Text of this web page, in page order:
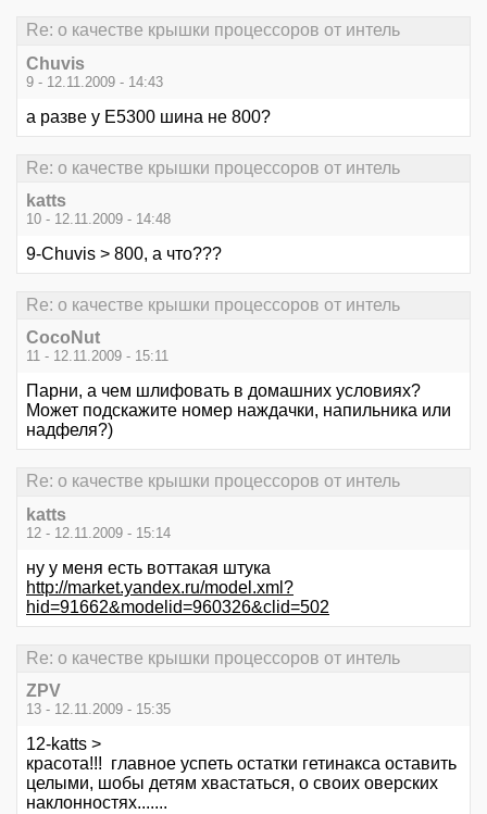
Re: о качестве крышки процессоров от интель
Chuvis
9 - 12.11.2009 - 14:43
а разве у E5300 шина не 800?
Re: о качестве крышки процессоров от интель
katts
10 - 12.11.2009 - 14:48
9-Chuvis > 800, а что???
Re: о качестве крышки процессоров от интель
CocoNut
11 - 12.11.2009 - 15:11
Парни, а чем шлифовать в домашних условиях?
Может подскажите номер наждачки, напильника или
надфеля?)
Re: о качестве крышки процессоров от интель
katts
12 - 12.11.2009 - 15:14
ну у меня есть воттакая штука
http://market.yandex.ru/model.xml?
hid=91662&modelid=960326&clid=502
Re: о качестве крышки процессоров от интель
ZPV
13 - 12.11.2009 - 15:35
12-katts >
красота!!! главное успеть остатки гетинакса оставить
целыми, шобы детям хвастаться, о своих оверских
наклонностях.......